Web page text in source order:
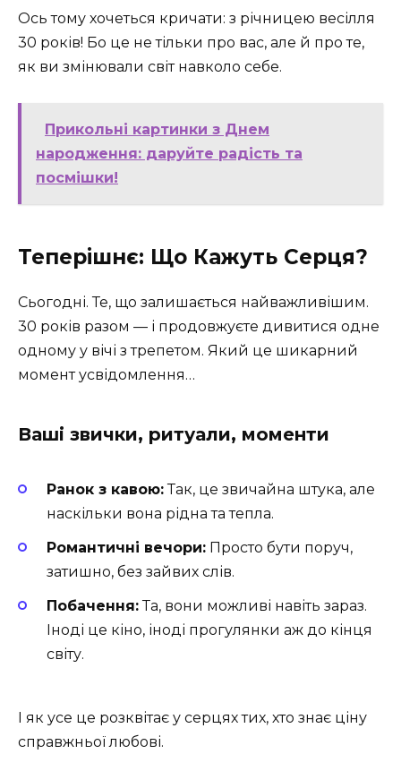
Ось тому хочеться кричати: з річницею весілля
30 років! Бо це не тільки про вас, але й про те,
як ви змінювали світ навколо себе.
Прикольні картинки з Днем
народження: даруйте радість та
посмішки!
Теперішнє: Що Кажуть Серця?
Сьогодні. Те, що залишається найважливішим.
30 років разом — і продовжуєте дивитися одне
одному у вічі з трепетом. Який це шикарний
момент усвідомлення…
Ваші звички, ритуали, моменти
Ранок з кавою:Так, це звичайна штука, але
наскільки вона рідна та тепла.
Романтичні вечори: Просто бути поруч,
затишно, без зайвих слів.
Побачення:Та, вони можливі навіть зараз.
Іноді це кіно, іноді прогулянки аж до кінця
світу.
І як усе це розквітає у серцях тих, хто знає ціну
справжньої любові.